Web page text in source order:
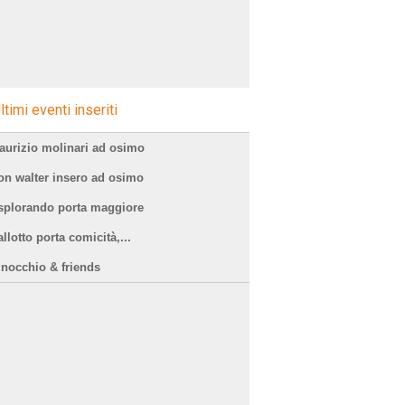
eventi inseriti
molinari ad osimo
walter insero ad osimo
porta maggiore
porta comicità,...
& friends